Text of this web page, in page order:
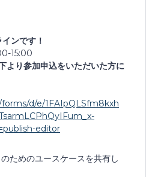
ンです！
15:00
より参加申込をいただいた方に
d/e/1FAIpQLSfm8kxh
editor
ためのユースケースを共有し